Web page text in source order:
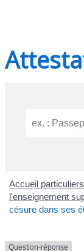
Accueil particuliers
l'enseignement
césure dans ses
Question-réponse